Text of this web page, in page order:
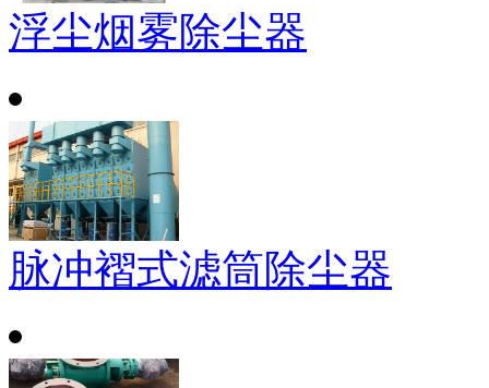
浮尘烟雾除尘器
脉冲褶式滤筒除尘器